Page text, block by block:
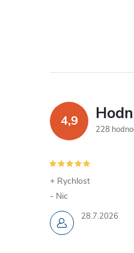
d
a
c
í
p
r
4,9
228
28.7.2026
+ Rychlost
- Nic